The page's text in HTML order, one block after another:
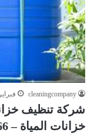
cleaningcompany فبراير 16, 2023
شركة تنظيف
خزانات المياة – 0588978366